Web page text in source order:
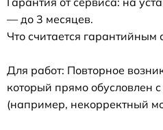
— до 3 месяцев.
Что считается гарантийным
Для работ: Повторное
который прямо обусловлен
(например, некорректный